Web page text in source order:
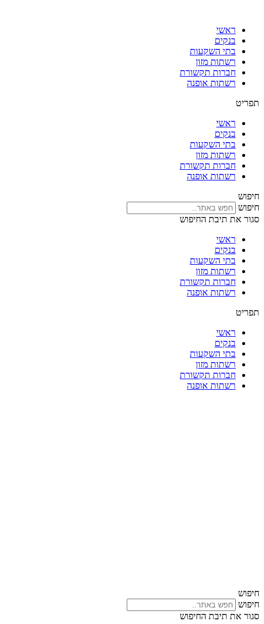
ראשי
בנקים
בתי השקעות
רשתות מזון
חברות תקשורת
רשתות אופנה
תפריט
ראשי
בנקים
בתי השקעות
רשתות מזון
חברות תקשורת
רשתות אופנה
חיפוש
חיפוש
סגור את תיבת החיפוש
ראשי
בנקים
בתי השקעות
רשתות מזון
חברות תקשורת
רשתות אופנה
תפריט
ראשי
בנקים
בתי השקעות
רשתות מזון
חברות תקשורת
רשתות אופנה
חיפוש
חיפוש
סגור את תיבת החיפוש